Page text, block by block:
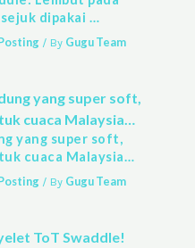
dipakai …
/ By Gugu Team
yang super soft,
cuaca Malaysia…
/ By Gugu Team